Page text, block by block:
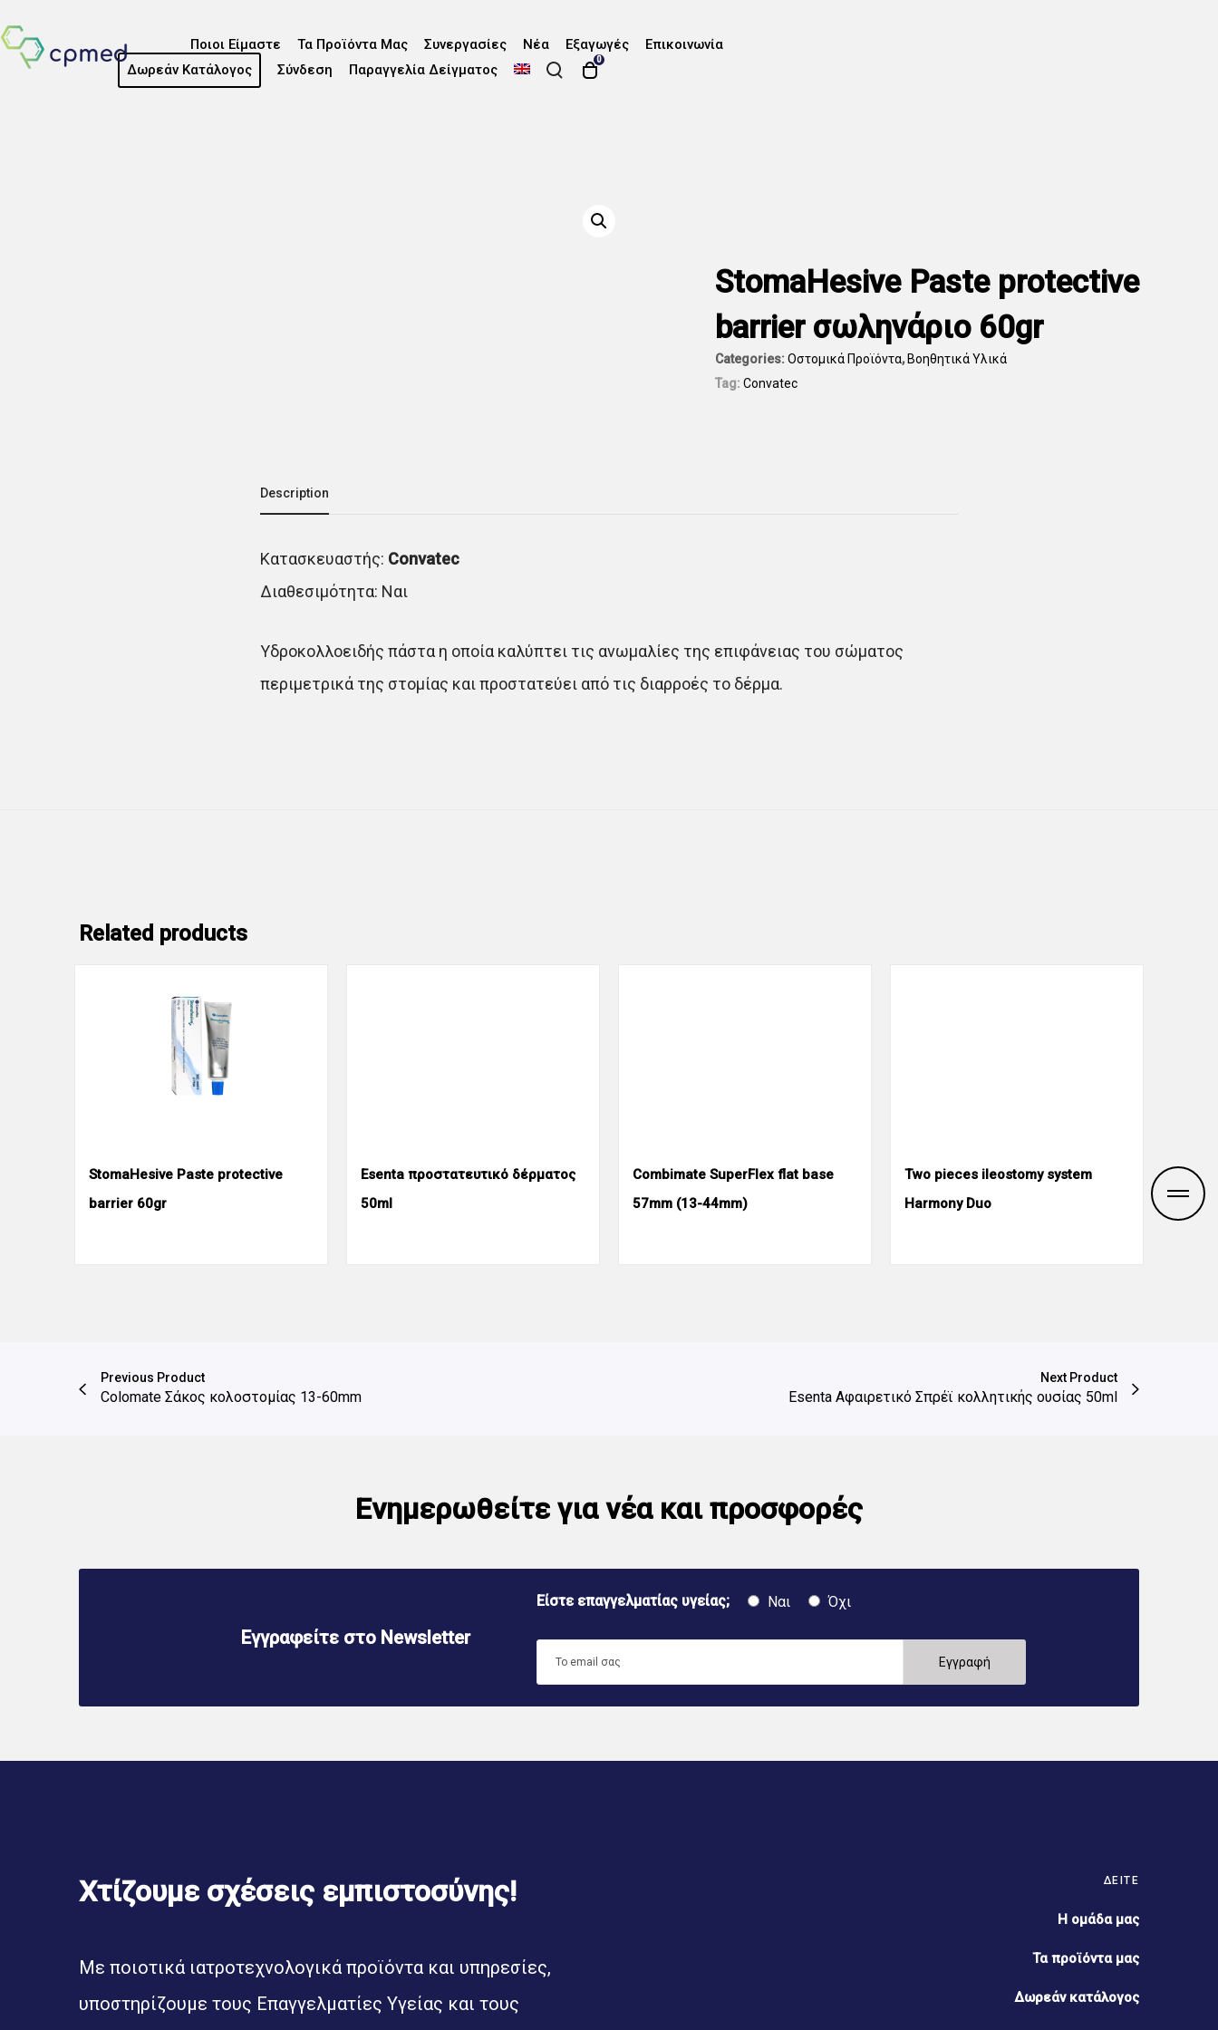
Ποιοι Είμαστε Τα Προϊόντα Μας Συνεργασίες Νέα Εξαγωγές
Επικοινωνία
Δωρεάν Κατάλογος
Σύνδεση Παραγγελία Δείγματος
0
StomaHesive Paste protective
barrier σωληνάριο 60gr
Categories: Οστομικά Προϊόντα,Βοηθητικά Υλικά
Tag: Convatec
Description
Κατασκευαστής: Convatec
Διαθεσιμότητα: Ναι
Υδροκολλοειδής πάστα η οποία καλύπτει τις ανωμαλίες της επιφάνειας του σώματος
περιμετρικά της στομίας και προστατεύει από τις διαρροές το δέρμα.
Related products
StomaHesive Paste protective
barrier 60gr
Esenta προστατευτικό δέρματος
50ml
Combimate SuperFlex flat base
57mm (13-44mm)
Two pieces ileostomy system
Harmony Duo
Previous Product
Colomate Σάκος κολοστομίας 13-60mm
Next Product
Esenta Αφαιρετικό Σπρέϊ κολλητικής ουσίας 50ml
Ενημερωθείτε για νέα και προσφορές
Εγγραφείτε στο Newsletter
Είστε επαγγελματίας υγείας; Ναι Όχι
Χτίζουμε σχέσεις εμπιστοσύνης!
Με ποιοτικά ιατροτεχνολογικά προϊόντα και υπηρεσίες,
υποστηρίζουμε τους Επαγγελματίες Υγείας και τους
ΔΕΊΤΕ
Η ομάδα μας
Τα προϊόντα μας
Δωρεάν κατάλογος